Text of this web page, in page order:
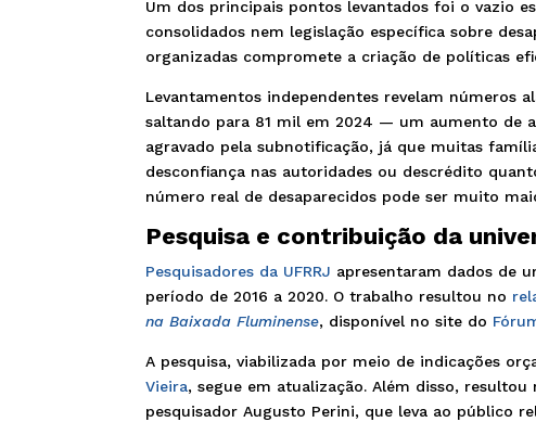
Um dos principais pontos levantados foi o vazio
consolidados nem legislação específica sobre
organizadas compromete a criação de políticas
Levantamentos independentes revelam números
saltando para 81 mil em 2024 — um aumento de
agravado pela subnotificação, já que muitas
desconfiança nas autoridades ou descrédito
número real de desaparecidos pode ser muito
Pesquisa e contribuição da
Pesquisadores da UFRRJ apresentaram dados de
período de 2016 a 2020. O trabalho resultou no
na Baixada Fluminense, disponível no site do
A pesquisa, viabilizada por meio de indicações
Vieira, segue em atualização. Além disso, resultou
pesquisador Augusto Perini, que leva ao público